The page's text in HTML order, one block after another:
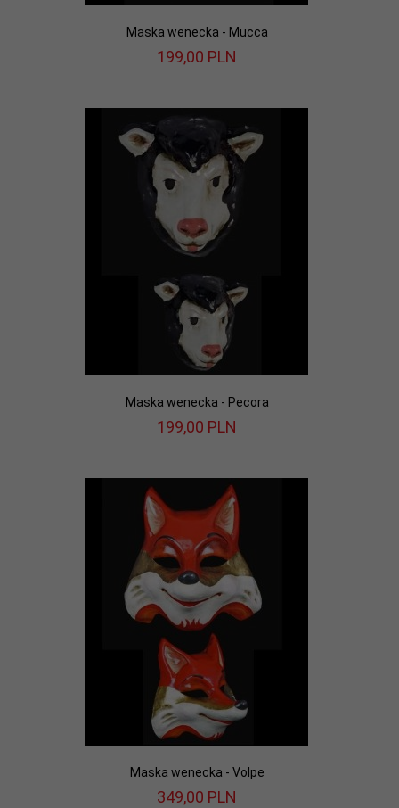
Maska wenecka - Mucca
199,00 PLN
Maska wenecka - Pecora
199,00 PLN
Maska wenecka - Volpe
349,00 PLN